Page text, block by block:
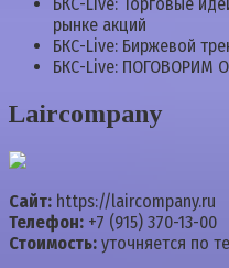
рынке акций
БКС-Live: Биржевой
БКС-Live: ПОГОВОРИМ
Laircompany
Сайт: https://laircompany.ru
Телефон: +7 (915) 370-13-00
Стоимость: уточняется по